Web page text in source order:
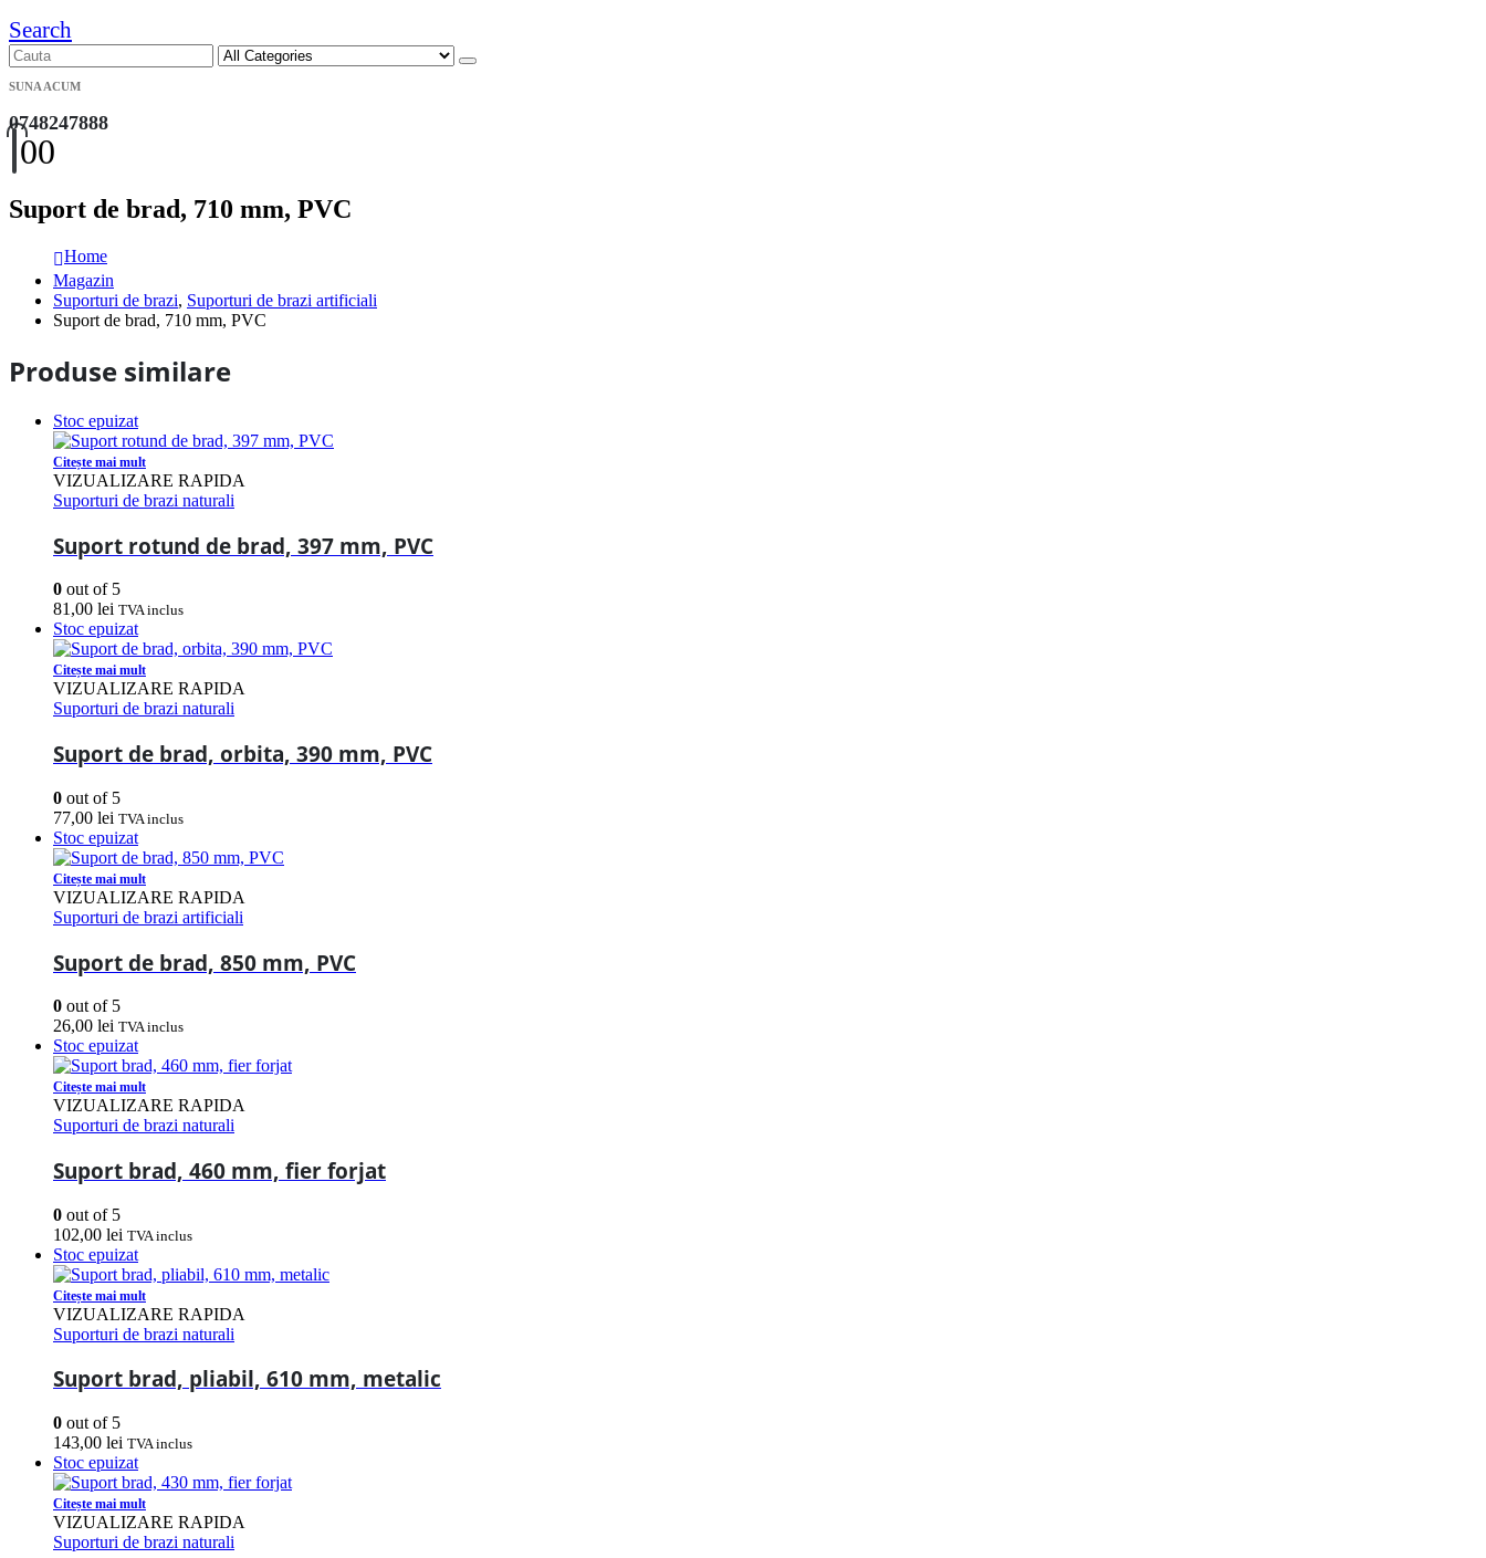
Search
SUNA ACUM
0748247888
00
Suport de brad, 710 mm, PVC
Home
Magazin
Suporturi de brazi, Suporturi de brazi artificiali
Suport de brad, 710 mm, PVC
Produse similare
Stoc epuizat
Citește mai mult
VIZUALIZARE RAPIDA
Suporturi de brazi naturali
Suport rotund de brad, 397 mm, PVC
0 out of 5
81,00 lei TVA inclus
Stoc epuizat
Citește mai mult
VIZUALIZARE RAPIDA
Suporturi de brazi naturali
Suport de brad, orbita, 390 mm, PVC
0 out of 5
77,00 lei TVA inclus
Stoc epuizat
Citește mai mult
VIZUALIZARE RAPIDA
Suporturi de brazi artificiali
Suport de brad, 850 mm, PVC
0 out of 5
26,00 lei TVA inclus
Stoc epuizat
Citește mai mult
VIZUALIZARE RAPIDA
Suporturi de brazi naturali
Suport brad, 460 mm, fier forjat
0 out of 5
102,00 lei TVA inclus
Stoc epuizat
Citește mai mult
VIZUALIZARE RAPIDA
Suporturi de brazi naturali
Suport brad, pliabil, 610 mm, metalic
0 out of 5
143,00 lei TVA inclus
Stoc epuizat
Citește mai mult
VIZUALIZARE RAPIDA
Suporturi de brazi naturali